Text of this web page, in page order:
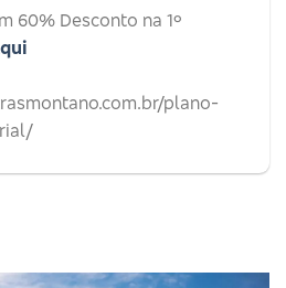
60% Desconto na 1º
plano-